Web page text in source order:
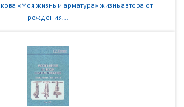
«Моя жизнь и арматура» жизнь автора от
рождения...